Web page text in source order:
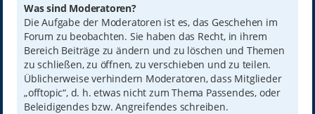
Was sind Moderatoren?
Die Aufgabe der Moderatoren ist es, das Geschehen im
Forum zu beobachten. Sie haben das Recht, in ihrem
Bereich Beiträge zu ändern und zu löschen und Themen
zu schließen, zu öffnen, zu verschieben und zu teilen.
Üblicherweise verhindern Moderatoren, dass Mitglieder
„offtopic“, d. h. etwas nicht zum Thema Passendes, oder
Beleidigendes bzw. Angreifendes schreiben.